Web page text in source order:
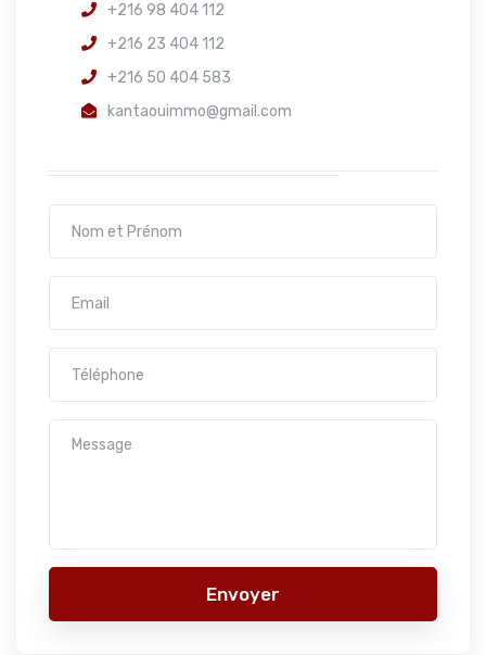
+216 98 404 112
+216 23 404 112
+216 50 404 583
kantaouimmo@gmail.com
Envoyer